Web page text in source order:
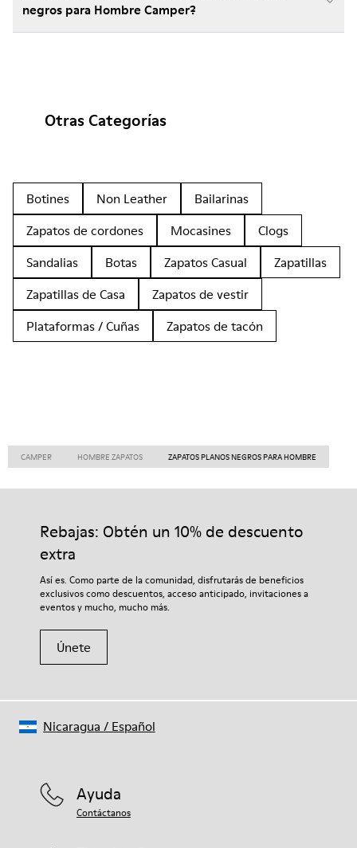
negros para Hombre Camper?
Otras Categorías
Botines Non Leather
Bailarinas
Zapatos de cordones
Mocasines
Clogs
Sandalias
Botas Zapatos Casual
Zapatillas
Zapatillas de Casa
Zapatos de vestir
Plataformas / Cuñas
Zapatos de tacón
CAMPER HOMBRE ZAPATOS ZAPATOS PLANOS NEGROS PARA HOMBRE
Rebajas: Obtén un 10% de descuento
extra
Así es. Como parte de la comunidad, disfrutarás de beneficios
exclusivos como descuentos, acceso anticipado, invitaciones a
eventos y mucho, mucho más.
Únete
Ayuda
Contáctanos
Nicaragua / Español